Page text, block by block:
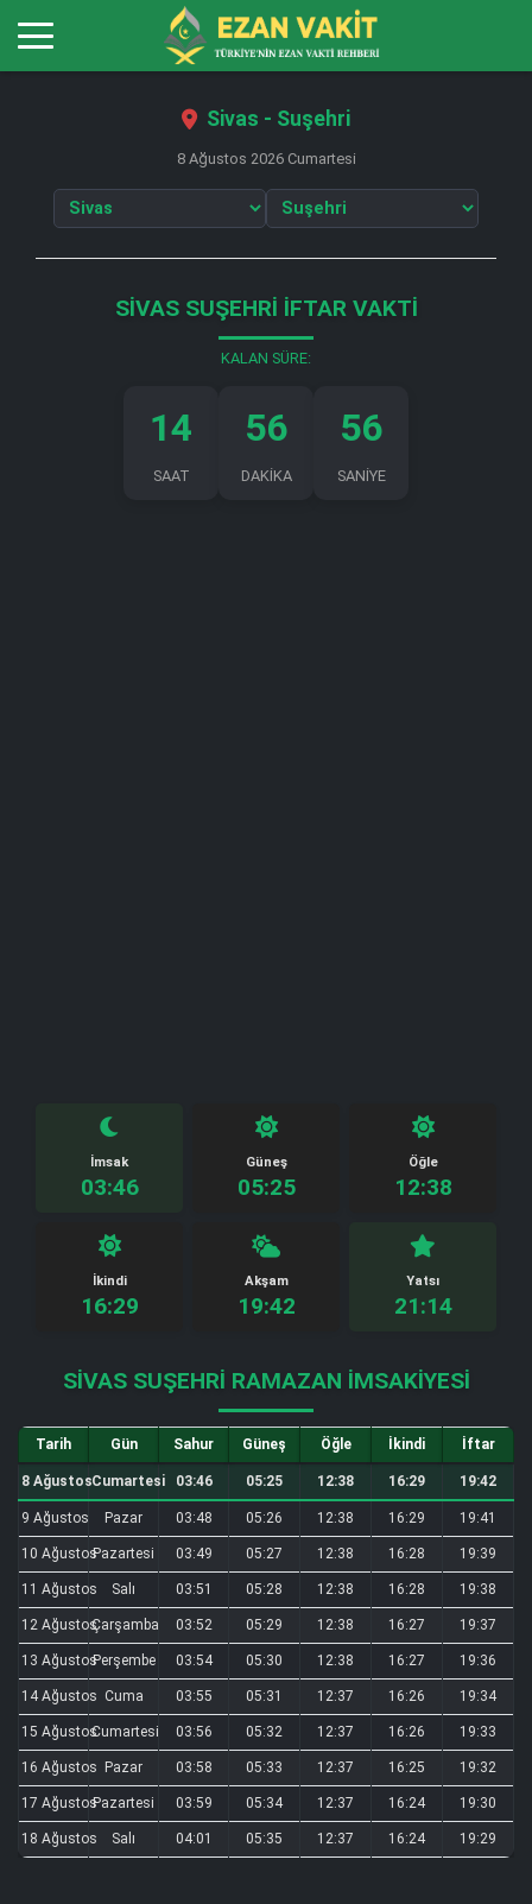
Sivas - Suşehri
8 Ağustos 2026 Cumartesi
SIVAS SUŞEHRI İFTAR VAKTI
KALAN SÜRE:
14
SAAT
56
DAKİKA
56
SANİYE
İmsak
03:46
Güneş
05:25
Öğle
12:38
İkindi
16:29
Akşam
19:42
Yatsı
21:14
SIVAS SUŞEHRI RAMAZAN İMSAKIYESI
Tarih Gün Sahur Güneş Öğle İkindi İftar
8 AğustosCumartesi 03:46 05:25 12:38 16:29 19:42
9 Ağustos Pazar 03:48 05:26 12:38 16:29 19:41
10 AğustosPazartesi 03:49 05:27 12:38 16:28 19:39
11 Ağustos Salı 03:51 05:28 12:38 16:28 19:38
12 AğustosÇarşamba 03:52 05:29 12:38 16:27 19:37
13 AğustosPerşembe 03:54 05:30 12:38 16:27 19:36
14 Ağustos Cuma 03:55 05:31 12:37 16:26 19:34
15 AğustosCumartesi 03:56 05:32 12:37 16:26 19:33
16 Ağustos Pazar 03:58 05:33 12:37 16:25 19:32
17 AğustosPazartesi 03:59 05:34 12:37 16:24 19:30
18 Ağustos Salı 04:01 05:35 12:37 16:24 19:29